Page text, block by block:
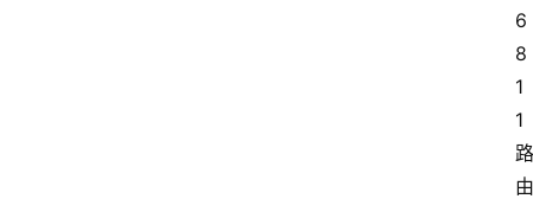
6
8
1
1
路
由